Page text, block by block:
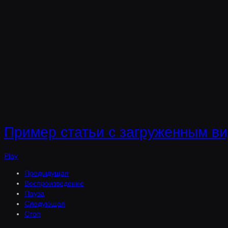
Пример статьи с загруженным
Play
Предыдущая
Воспроизведение
Пауза
Следующая
Стоп